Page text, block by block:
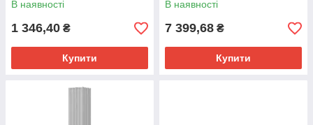
В наявності
1 346,40 ₴
Купити
В наявності
7 399,68 ₴
Купити